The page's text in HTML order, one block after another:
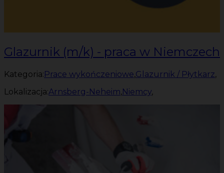
Glazurnik (m/k) - praca w Niemczech
Kategoria:Prace wykończeniowe,Glazurnik / Płytkarz,
Lokalizacja:Arnsberg-Neheim,Niemcy,